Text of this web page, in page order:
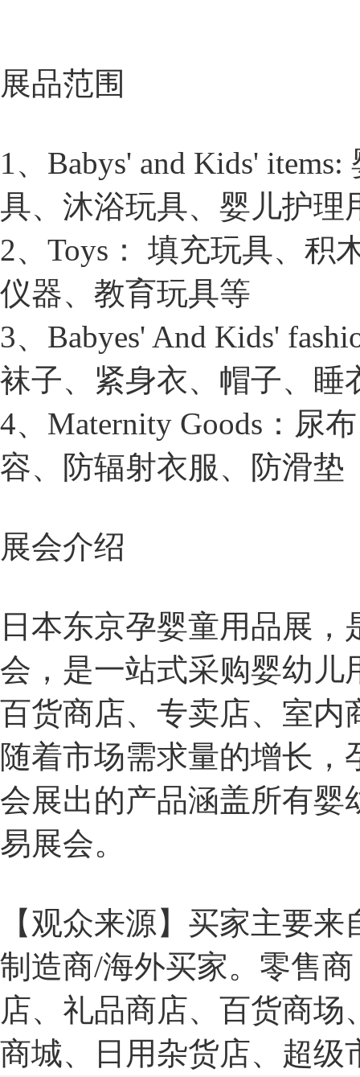
展品范围
1、Babys' and Kids'
具、沐浴玩具、婴儿护理
2、Toys： 填充玩具、积
仪器、教育玩具等
3、Babyes' And Kids'
袜子、紧身衣、帽子、睡
4、Maternity Goods：尿
容、防辐射衣服、防滑垫
展会介绍
日本东京孕婴童用品展
会，是一站式采购婴幼儿
百货商店、专卖店、室内
随着市场需求量的增长
会展出的产品涵盖所有婴
易展会。
【观众来源】买家主要
制造商/海外买家。零售
店、礼品商店、百货商
商城、日用杂货店、超级